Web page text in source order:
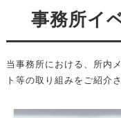
事務所イ
当事務所における、所内
ト等の取り組みをご紹介